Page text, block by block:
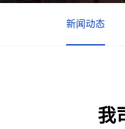
新闻动态
我